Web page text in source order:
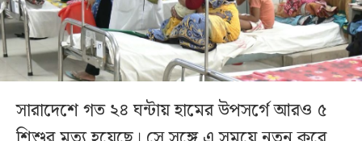
সারাদেশে গত ২৪ ঘন্টায় হামের উপসর্গে আরও ৫